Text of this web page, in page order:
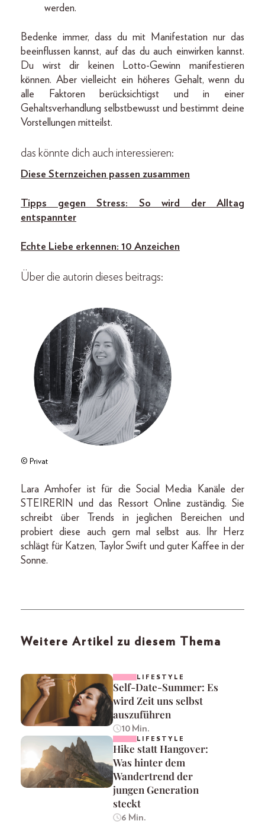
werden.
Bedenke immer, dass du mit Manifestation nur das
beeinflussen kannst, auf das du auch einwirken kannst.
Du wirst dir keinen Lotto-Gewinn manifestieren
können. Aber vielleicht ein höheres Gehalt, wenn du
alle Faktoren berücksichtigst und in einer
Gehaltsverhandlung selbstbewusst und bestimmt deine
Vorstellungen mitteilst.
das könnte dich auch interessieren:
Diese Sternzeichen passen zusammen
Tipps gegen Stress: So wird der Alltag
entspannter
Echte Liebe erkennen: 10 Anzeichen
Über die autorin dieses beitrags:
© Privat
Lara Amhofer ist für die Social Media Kanäle der
STEIRERIN und das Ressort Online zuständig. Sie
schreibt über Trends in jeglichen Bereichen und
probiert diese auch gern mal selbst aus. Ihr Herz
schlägt für Katzen, Taylor Swift und guter Kaffee in der
Sonne.
Weitere Artikel zu diesem Thema
LIFESTYLE
Self-Date-Summer: Es
wird Zeit uns selbst
auszuführen
10 Min.
LIFESTYLE
Hike statt Hangover:
Was hinter dem
Wandertrend der
jungen Generation
steckt
6 Min.